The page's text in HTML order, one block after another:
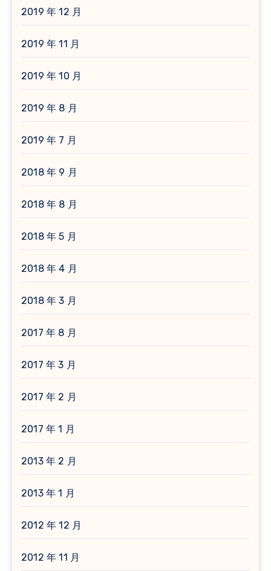
2019 年 12 月
2019 年 11 月
2019 年 10 月
2019 年 8 月
2019 年 7 月
2018 年 9 月
2018 年 8 月
2018 年 5 月
2018 年 4 月
2018 年 3 月
2017 年 8 月
2017 年 3 月
2017 年 2 月
2017 年 1 月
2013 年 2 月
2013 年 1 月
2012 年 12 月
2012 年 11 月